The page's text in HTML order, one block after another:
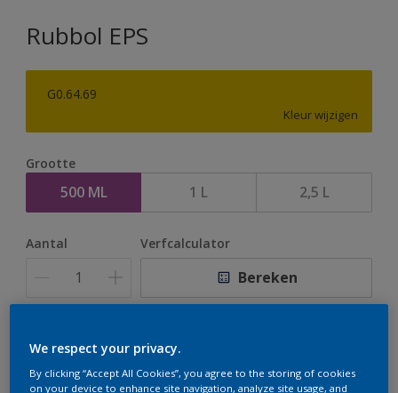
Rubbol EPS
G0.64.69
Kleur wijzigen
Grootte
500 ML 1 L 2,5 L
Aantal Verfcalculator
Bereken
Op dit moment is het niet mogelijk dit product online
te bestellen. Houd de website in de gaten, we werken
er hard aan om de voorraad aan te vullen.
We respect your privacy.
By clicking “Accept All Cookies”, you agree to the storing of cookies
on your device to enhance site navigation, analyze site usage, and